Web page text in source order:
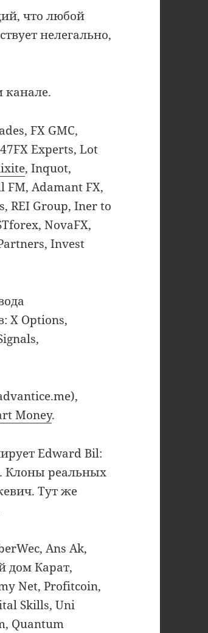
что любой
нелегально,
канале.
FX GMC,
Experts, Lot
, Inquot,
Adamant FX,
REI Group, Iner to
NovaFX,
Invest
X Options,
Money.
Edward Bil:
Клоны реальных
Тут же
Ans Ak,
дом Карат,
Net, Profitcoin,
Skills, Uni
Quantum